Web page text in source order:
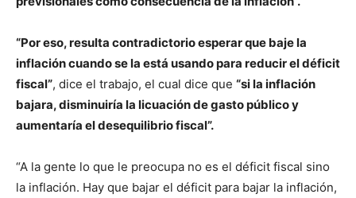
“Por eso, resulta contradictorio esperar que baje la
inflación cuando se la está usando para reducir el déficit
fiscal”, dice el trabajo, el cual dice que “si la inflación
bajara, disminuiría la licuación de gasto público y
aumentaría el desequilibrio fiscal”.
“A la gente lo que le preocupa no es el déficit fiscal sino
la inflación. Hay que bajar el déficit para bajar la inflación,